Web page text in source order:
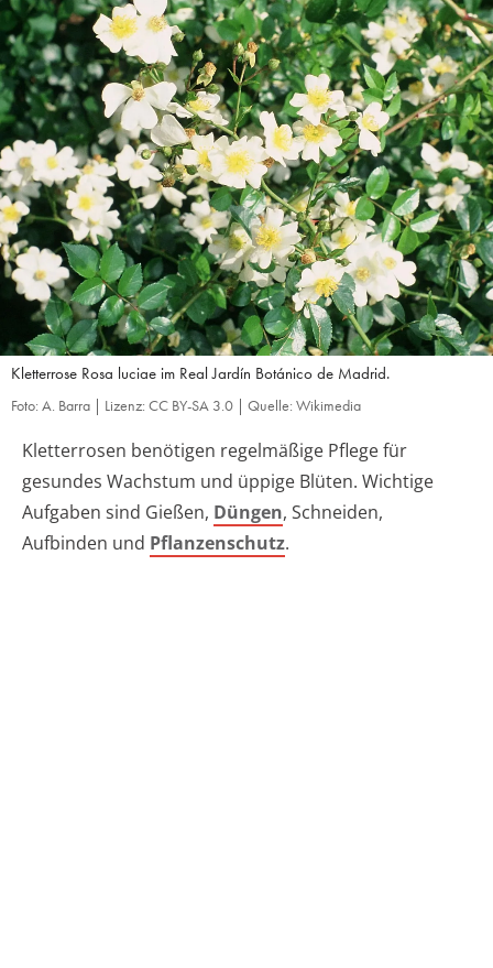
Kletterrose Rosa luciae im Real Jardín Botánico de Madrid.
Foto: A. Barra | Lizenz: CC BY-SA 3.0 | Quelle: Wikimedia
Kletterrosen benötigen regelmäßige Pflege für
gesundes Wachstum und üppige Blüten. Wichtige
Aufgaben sind Gießen, Düngen, Schneiden,
Aufbinden und Pflanzenschutz.